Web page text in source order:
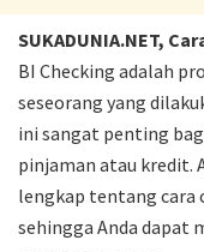
SUKADUNIA.NET,
BI Checking adalah
seseorang yang
ini sangat penting
pinjaman atau kredit.
lengkap tentang cara
sehingga Anda dapat